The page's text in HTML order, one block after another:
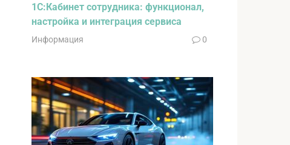
1С:Кабинет сотрудника: функционал,
настройка и интеграция сервиса
Информация 0